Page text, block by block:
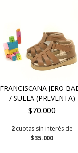
FRANCISCANA JERO
/ SUELA (PREVENTA)
$70.000
2 cuotas sin interés de
$35.000